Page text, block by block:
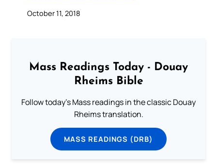
October 11, 2018
Mass Readings Today - Douay
Rheims Bible
Follow today's Mass readings in the classic Douay
Rheims translation.
MASS READINGS (DRB)